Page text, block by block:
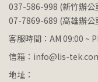
037-586-998 (新竹辦公
07-7869-689 (高雄辦公
客服時間：AM 09:00 ~
信箱：info@lis-
地址：